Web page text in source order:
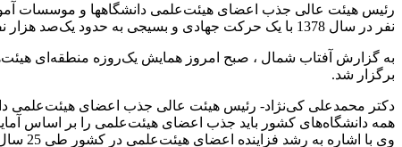
نفر در سال 1378 با یک حرکت جهادی و بسیجی به حدود یک‌صد هزار نفر رسیده است.
به گزارش آفتاب شمال ، صبح امروز همایش یک‌روزه منطقه‌ای
برگزار شد.
دکتر محمدعلی کی‌نژاد- رئیس هیئت عالی جذب اعضای هیئت‌علمی
همه دانشگاه‌های کشور باید جذب اعضای هیئت‌علمی را بر اساس